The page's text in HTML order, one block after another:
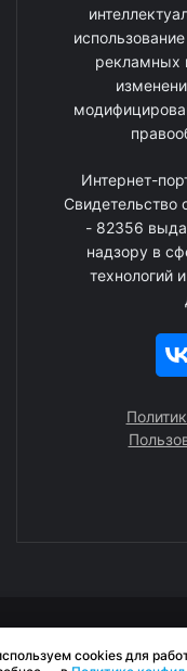
рекламных
Интернет-
- 82356
надзору в
технологий
cookies для